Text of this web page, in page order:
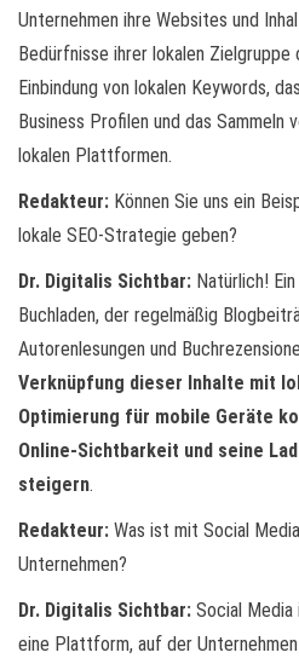
Unternehmen ihre Websites und
Bedürfnisse ihrer lokalen
Einbindung von lokalen Keywords,
Business Profilen und das Sammeln
lokalen Plattformen.
Redakteur: Können Sie uns ein
lokale SEO-Strategie geben?
Dr. Digitalis Sichtbar: Natürlich!
Buchladen, der regelmäßig
Autorenlesungen und
Verknüpfung dieser Inhalte mit
Optimierung für mobile Geräte
Online-Sichtbarkeit und seine
steigern.
Redakteur: Was ist mit Social
Unternehmen?
Dr. Digitalis Sichtbar: Social
eine Plattform, auf der